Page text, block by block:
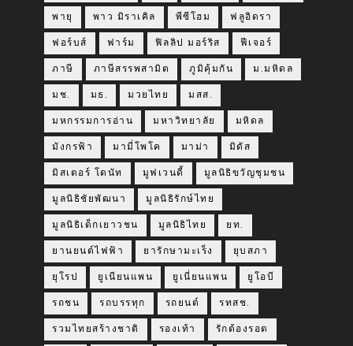
พายุ พาว มิราเคิล พีซีโฮม ฟลูอิดรา
ฟอร์บส์ ฟาร์ม ฟิลลิป มอร์ริส ฟีเจอร์
ภาษี ภาษีสรรพสามิต ภูมิคุ้มกัน ม.มหิดล
มช. มธ. มวยไทย มสส.
มหกรรมการอ่าน มหาวิทยาลัย มหิดล
มังกรฟ้า มามี่โพโค มาม่า มิดัส
มิสเตอร์ โดนัท มูฟเวนดี้ มูลนิธิขวัญชุมชน
มูลนิธิชัยพัฒนา มูลนิธิรักษ์ไทย
มูลนิธิเด็กเยาวชน มูลนิธิไทย ยท.
ยานยนต์ไฟฟ้า ยารักษามะเร็ง ยุบสภา
ยุโรป ยูเนียนแพน ยูเนี่ยนแพน ยูโอบี
รถชน รถบรรทุก รถยนต์ รทสช.
รวมไทยสร้างชาติ รองเท้า รักต้องรอด